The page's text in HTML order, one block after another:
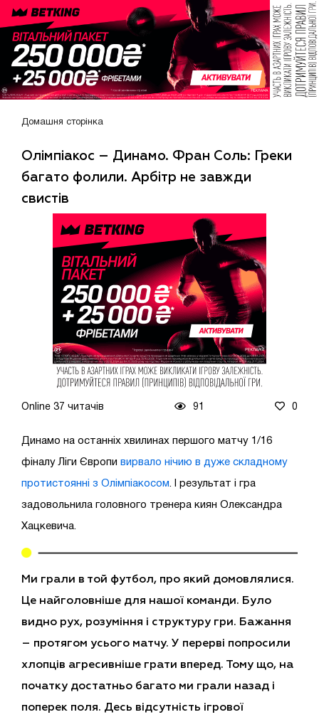
Домашня сторінка
Олімпіакос – Динамо. Фран Соль: Греки
багато фолили. Арбітр не завжди
свистів
Online 37 читачів 91 0
Динамо на останніх хвилинах першого матчу 1/16
фіналу Ліги Європи вирвало нічию в дуже складному
протистоянні з Олімпіакосом . І результат і гра
задовольнила головного тренера киян Олександра
Хацкевича.
Ми грали в той футбол, про який домовлялися.
Це найголовніше для нашої команди. Було
видно рух, розуміння і структуру гри. Бажання
– протягом усього матчу. У перерві попросили
хлопців агресивніше грати вперед. Тому що, на
початку достатньо багато ми грали назад і
поперек поля. Десь відсутність ігрової